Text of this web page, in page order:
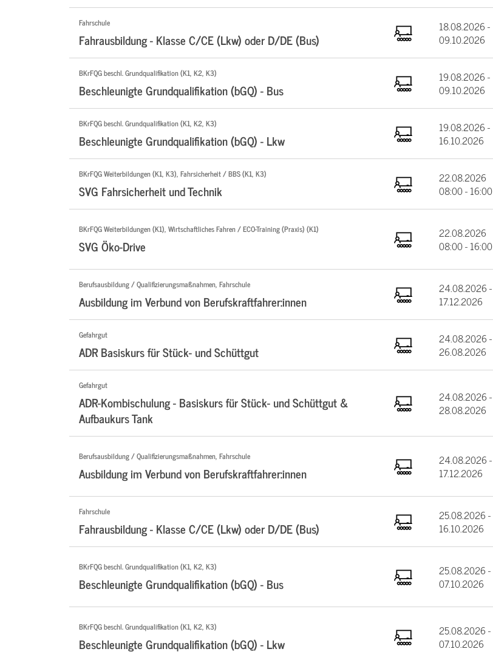
Fahrschule
Fahrausbildung - Klasse C/CE (Lkw) oder D/DE (Bus)
18.08.2026 -
09.10.2026
BKrFQG beschl. Grundqualifikation (K1, K2, K3)
Beschleunigte Grundqualifikation (bGQ) - Bus
19.08.2026 -
09.10.2026
BKrFQG beschl. Grundqualifikation (K1, K2, K3)
Beschleunigte Grundqualifikation (bGQ) - Lkw
19.08.2026 -
16.10.2026
BKrFQG Weiterbildungen (K1, K3), Fahrsicherheit / BBS (K1, K3)
SVG Fahrsicherheit und Technik
22.08.2026
08:00 - 16:00
BKrFQG Weiterbildungen (K1), Wirtschaftliches Fahren / ECO-Training (Praxis) (K1)
SVG Öko-Drive
22.08.2026
08:00 - 16:00
Berufsausbildung / Qualifizierungsmaßnahmen, Fahrschule
Ausbildung im Verbund von Berufskraftfahrer:innen
24.08.2026 -
17.12.2026
Gefahrgut
ADR Basiskurs für Stück- und Schüttgut
24.08.2026 -
26.08.2026
Gefahrgut
ADR-Kombischulung - Basiskurs für Stück- und Schüttgut &
Aufbaukurs Tank
24.08.2026 -
28.08.2026
Berufsausbildung / Qualifizierungsmaßnahmen, Fahrschule
Ausbildung im Verbund von Berufskraftfahrer:innen
24.08.2026 -
17.12.2026
Fahrschule
Fahrausbildung - Klasse C/CE (Lkw) oder D/DE (Bus)
25.08.2026 -
16.10.2026
BKrFQG beschl. Grundqualifikation (K1, K2, K3)
Beschleunigte Grundqualifikation (bGQ) - Bus
25.08.2026 -
07.10.2026
BKrFQG beschl. Grundqualifikation (K1, K2, K3)
Beschleunigte Grundqualifikation (bGQ) - Lkw
25.08.2026 -
07.10.2026